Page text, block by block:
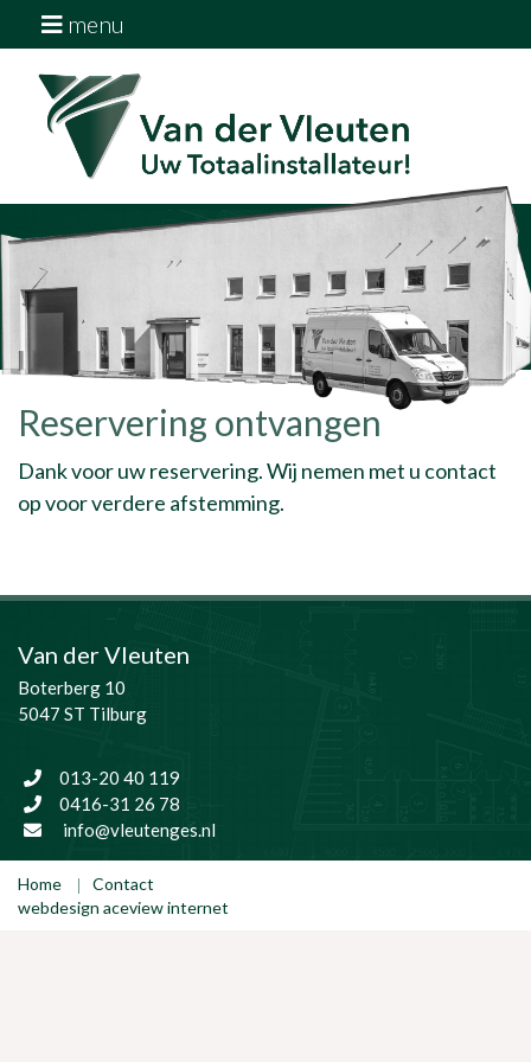
menu
Home
Diensten
Downloads
Vacatures
Reservering ontvangen
Dank voor uw reservering. Wij nemen met u contact
op voor verdere afstemming.
Van der Vleuten
Boterberg 10
5047 ST Tilburg
013-20 40 119
0416-31 26 78
info@vleutenges.nl
Home
Contact
webdesign aceview internet